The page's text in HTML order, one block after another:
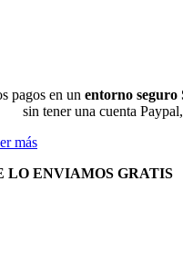
pagos en un entorno seguro
sin tener una cuenta
más
LO ENVIAMOS GRATIS